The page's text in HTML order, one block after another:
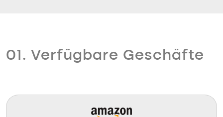
01. Verfügbare Geschäfte